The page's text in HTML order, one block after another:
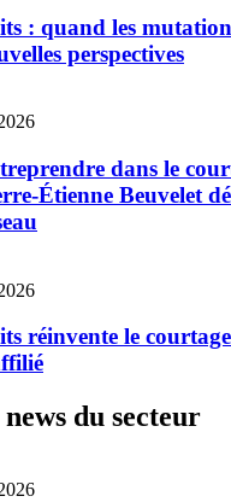
: quand les
perspectives
dans le
Étienne Beuvelet
réinvente le
du secteur